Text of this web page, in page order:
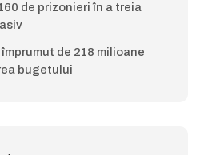
de prizonieri în a treia
de 218 milioane
bugetului